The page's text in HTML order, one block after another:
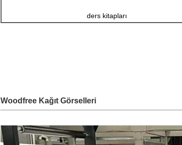
ders kitapları
Woodfree Kağıt Görselleri